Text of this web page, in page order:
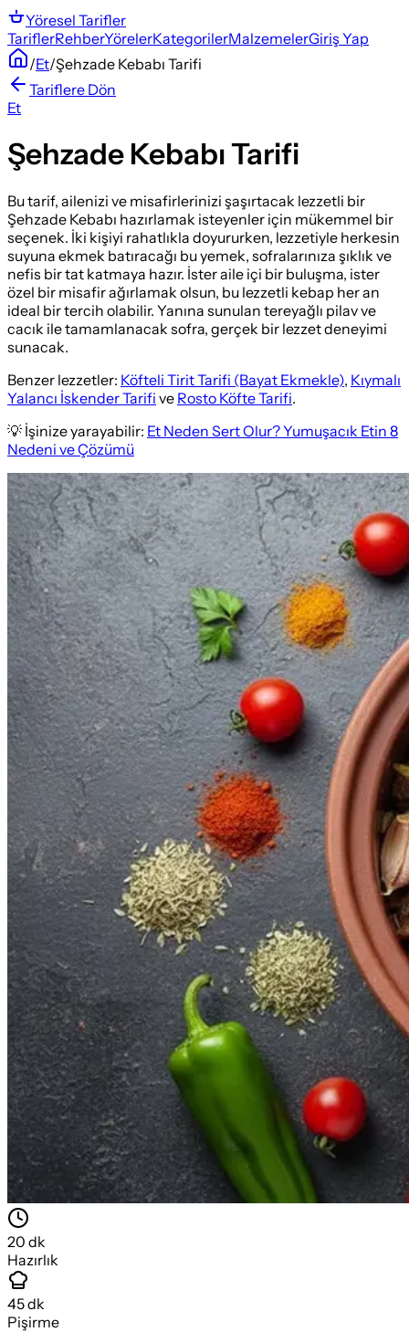
Yöresel Tarifler
TariflerRehberYörelerKategorilerMalzemelerGiriş Yap
/Et/Şehzade Kebabı Tarifi
Tariflere Dön
Et
Şehzade Kebabı Tarifi
Bu tarif, ailenizi ve misafirlerinizi şaşırtacak lezzetli bir
Şehzade Kebabı hazırlamak isteyenler için mükemmel bir
seçenek. İki kişiyi rahatlıkla doyururken, lezzetiyle herkesin
suyuna ekmek batıracağı bu yemek, sofralarınıza şıklık ve
nefis bir tat katmaya hazır. İster aile içi bir buluşma, ister
özel bir misafir ağırlamak olsun, bu lezzetli kebap her an
ideal bir tercih olabilir. Yanına sunulan tereyağlı pilav ve
cacık ile tamamlanacak sofra, gerçek bir lezzet deneyimi
sunacak.
Benzer lezzetler: Köfteli Tirit Tarifi (Bayat Ekmekle), Kıymalı
Yalancı İskender Tarifi ve Rosto Köfte Tarifi.
💡 İşinize yarayabilir: Et Neden Sert Olur? Yumuşacık Etin 8
Nedeni ve Çözümü
20 dk
Hazırlık
45dk
Pişirme